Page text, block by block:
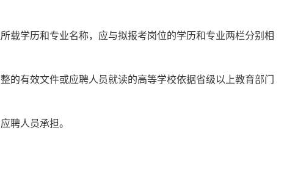
载学历和专业名称，应与拟报考岗位的学历和专业两栏分别相
有效文件或应聘人员就读的高等学校依据省级以上教育部门
聘人员承担。